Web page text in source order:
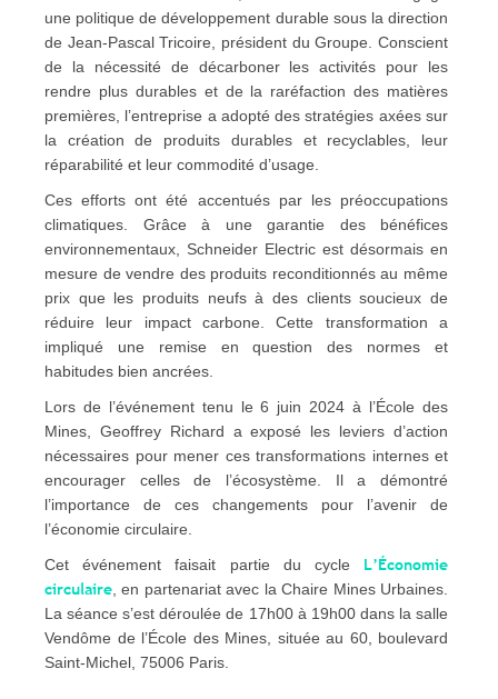
une politique de développement durable sous la direction
de Jean-Pascal Tricoire, président du Groupe. Conscient
de la nécessité de décarboner les activités pour les
rendre plus durables et de la raréfaction des matières
premières, l’entreprise a adopté des stratégies axées sur
la création de produits durables et recyclables, leur
réparabilité et leur commodité d’usage.
Ces efforts ont été accentués par les préoccupations
climatiques. Grâce à une garantie des bénéfices
environnementaux, Schneider Electric est désormais en
mesure de vendre des produits reconditionnés au même
prix que les produits neufs à des clients soucieux de
réduire leur impact carbone. Cette transformation a
impliqué une remise en question des normes et
habitudes bien ancrées.
Lors de l’événement tenu le 6 juin 2024 à l’École des
Mines, Geoffrey Richard a exposé les leviers d’action
nécessaires pour mener ces transformations internes et
encourager celles de l’écosystème. Il a démontré
l’importance de ces changements pour l’avenir de
l’économie circulaire.
Cet événement faisait partie du cycle
L’Économie
circulaire , en partenariat avec la Chaire Mines Urbaines.
La séance s’est déroulée de 17h00 à 19h00 dans la salle
Vendôme de l’École des Mines, située au 60, boulevard
Saint-Michel, 75006 Paris.